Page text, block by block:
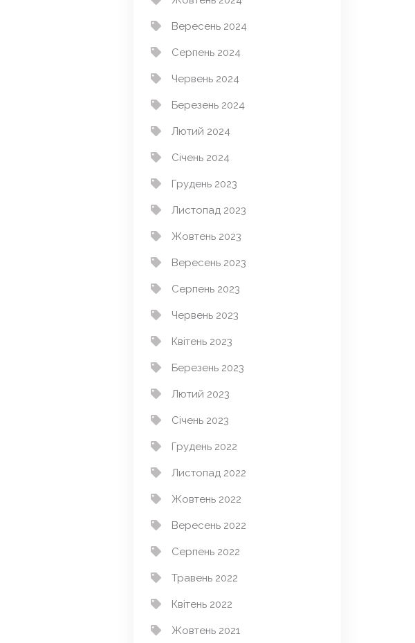
Вересень 2024
Серпень 2024
Червень 2024
Березень 2024
Лютий 2024
Січень 2024
Грудень 2023
Листопад 2023
Жовтень 2023
Вересень 2023
Серпень 2023
Червень 2023
Квітень 2023
Березень 2023
Лютий 2023
Січень 2023
Грудень 2022
Листопад 2022
Жовтень 2022
Вересень 2022
Серпень 2022
Травень 2022
Квітень 2022
Жовтень 2021